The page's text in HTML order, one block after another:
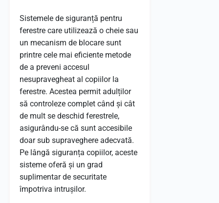
Sistemele de siguranță pentru
ferestre care utilizează o cheie sau
un mecanism de blocare sunt
printre cele mai eficiente metode
de a preveni accesul
nesupravegheat al copiilor la
ferestre. Acestea permit adulților
să controleze complet când și cât
de mult se deschid ferestrele,
asigurându-se că sunt accesibile
doar sub supraveghere adecvată.
Pe lângă siguranța copiilor, aceste
sisteme oferă și un grad
suplimentar de securitate
împotriva intrușilor.